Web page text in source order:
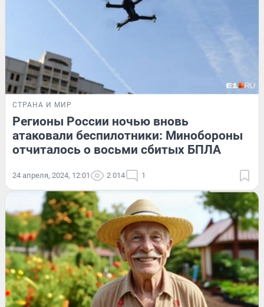
СТРАНА И МИР
Регионы России ночью вновь
атаковали беспилотники: Минобороны
отчиталось о восьми сбитых БПЛА
24 апреля, 2024, 12:01 2 014 1